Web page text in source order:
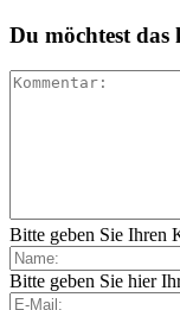
Du möchtest
Bitte geben Sie Ihren
Bitte geben Sie hier